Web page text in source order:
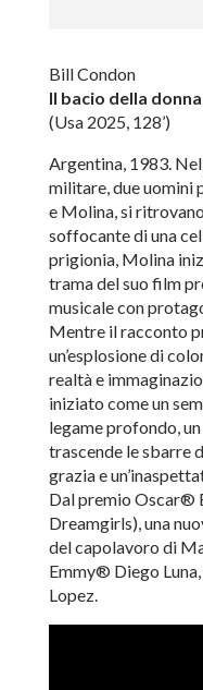
Bill Condon
Il bacio della
(Usa 2025, 128’)
Argentina, 1983.
militare, due uomini
e Molina, si
soffocante di una
prigionia, Molina
trama del suo film
musicale con
Mentre il racconto
un’esplosione di
realtà e
iniziato come un
legame profondo,
trascende le sbarre
grazia e
Dal premio Oscar®
Dreamgirls), una
del capolavoro di
Emmy® Diego
Lopez.